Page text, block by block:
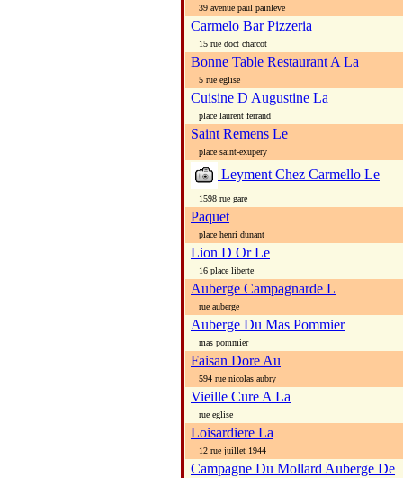
39 avenue paul painleve
Carmelo Bar Pizzeria
15 rue doct charcot
Bonne Table Restaurant A La
5 rue eglise
Cuisine D Augustine La
place laurent ferrand
Saint Remens Le
place saint-exupery
Leyment Chez Carmello Le
1598 rue gare
Paquet
place henri dunant
Lion D Or Le
16 place liberte
Auberge Campagnarde L
rue auberge
Auberge Du Mas Pommier
mas pommier
Faisan Dore Au
594 rue nicolas aubry
Vieille Cure A La
rue eglise
Loisardiere La
12 rue juillet 1944
Campagne Du Mollard Auberge De